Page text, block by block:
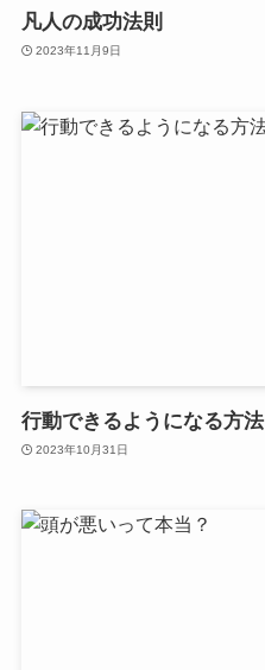
凡人の成功法則
2023年11月9日
行動できるようになる方法
2023年10月31日